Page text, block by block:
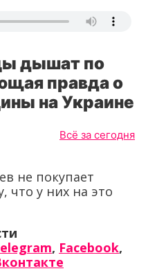
дышат по
правда о
на Украине
Всё за сегодня
не покупает
что у них на это
, Facebook,